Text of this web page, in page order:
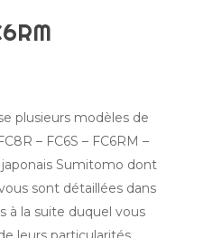
plusieurs modèles de
– FC6S – FC6RM –
Sumitomo dont
sont détaillées dans
à la suite duquel vous